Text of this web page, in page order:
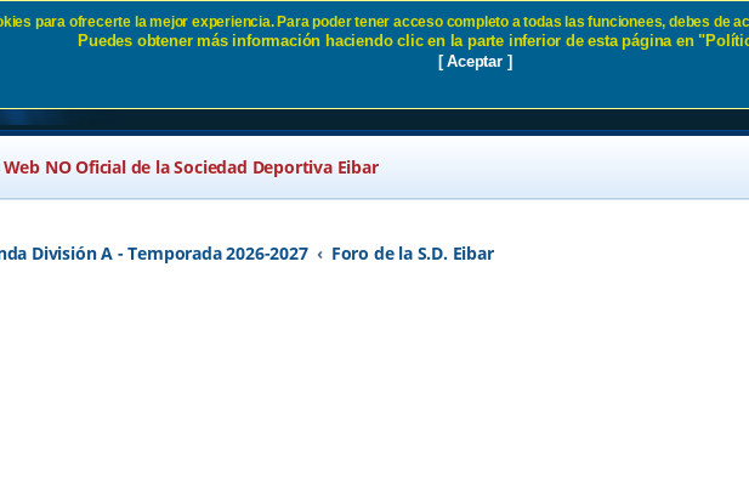
- Página 74 SD Eibar
Web NO Oficial de la Sociedad Deportiva Eibar
División A - Temporada 2026-2027 Foro de la S.D. Eibar
para ofrecerte la mejor experiencia. Para poder tener acceso completo a todas las funcionees, debes de
Puedes obtener más información haciendo clic en la parte inferior de esta página en
[ Aceptar ]